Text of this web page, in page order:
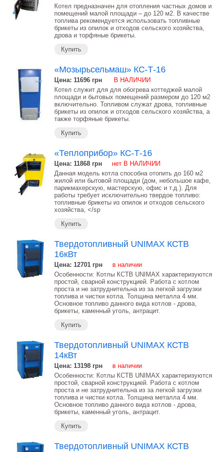
Котел предназначен для отопления частных домов и
помещений малой площади – до 120 м2. В качестве
топлива рекомендуется использовать топливные
брикеты из опилок и отходов сельского хозяйства,
дрова и торфяные брикеты.
Купить
«Мозырьсельмаш» КС-Т-16
Цена: 11696 грн
В НАЛИЧИИ
Котел служит для для обогрева коттеджей малой
площади и бытовых помещений размером до 120 м2
включительно. Топливом служат дрова, топливные
брикеты из опилок и отходов сельского хозяйства, а
также торфяные брикеты.
Купить
«Теплоприбор» КС-Т-16
Цена: 11868 грн
нет В НАЛИЧИИ
Данная модель котла способна отопить до 160 м2
жилой или бытовой площади (дом, небольшое кафе,
парикмахерскую, мастерскую, офис и т.д.). Для
работы требует исключительно твердое топливо:
топливные брикеты из опилок и отходов сельского
хозяйства, </sp
Купить
Твердотопливный UNIMAX КСТВ
16кВт
Цена: 12701 грн
в наличии
Особенности: Котлы КСТВ UNIMAX характеризуются
простой, сварной конструкцией. Работа с котлом
проста и не затруднительна из за легкой загрузки
топлива и чистки котла. Толщина металла 4 мм.
Основное топливо данного вида котлов - дрова,
брикеты, каменный уголь, антрацит.
Купить
Твердотопливный UNIMAX КСТВ
14кВт
Цена: 13198 грн
в наличии
Особенности: Котлы КСТВ UNIMAX характеризуются
простой, сварной конструкцией. Работа с котлом
проста и не затруднительна из за легкой загрузки
топлива и чистки котла. Толщина металла 4 мм.
Основное топливо данного вида котлов - дрова,
брикеты, каменный уголь, антрацит.
Купить
Твердотопливный UNIMAX КСТВ